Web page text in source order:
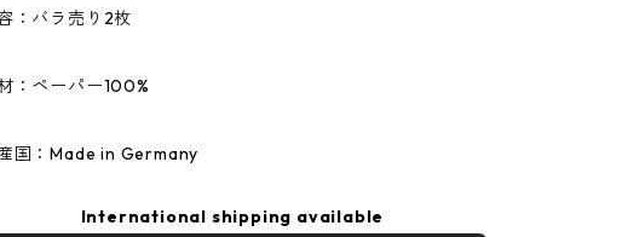
：バラ売り2枚
：ペーパー100%
国：Made in Germany
International shipping available